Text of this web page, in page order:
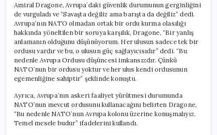
Amiral Dragone, Avrupa’daki güvenlik durumunun gerginliğini
de vurguladı ve “Savaşta değiliz ama barışta da değiliz” dedi.
Avrupa’nın NATO olmadan ortak bir ordu kurma olasılığı
hakkında yöneltilen bir soruya karşılık, Dragone, “Bir yanlış
anlamanın olduğunu düşünüyorum. Her ulusun sadece tek bir
ordusu vardır ve bu, o ulusun güç sağlayıcısıdır” dedi. “Bu
nedenle Avrupa Ordusu düşüncesi imkansızdır. Çünkü
NATO’nun bir ordusu yoktur ve her ulus kendi ordusunun
egemenliğine sahiptir” şeklinde konuştu.
Ayrıca, Avrupa’nın askeri faaliyet yürütmesi durumunda
NATO’nun mevcut ordusunu kullanacağını belirten Dragone,
“Bu nedenle NATO’nun Avrupa kolonu üzerine konuşmalıyız.
Temel mesele budur” ifadelerini kullandı.